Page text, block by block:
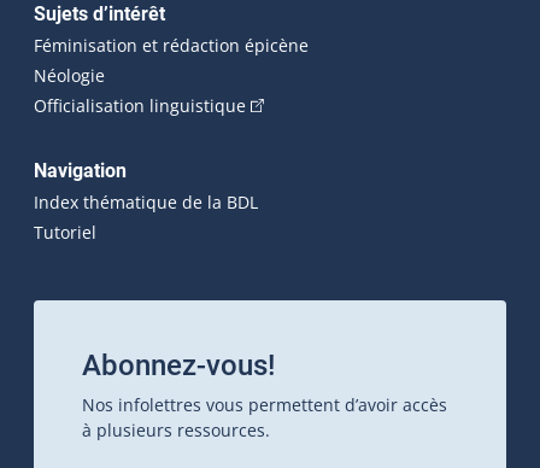
Sujets d’intérêt
Féminisation et rédaction épicène
Néologie
Officialisation linguistique(Cet hyperlien externe s'ouvrira
Navigation
Index thématique de la BDL
Tutoriel
Abonnez-vous!
Nos infolettres vous permettent d’avoir accès
à plusieurs ressources.